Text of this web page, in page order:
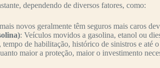
dependendo de diversos fatores, como:
novos geralmente têm seguros mais caros
: Veículos movidos a gasolina, etanol ou
tempo de habilitação, histórico de sinistros e até
maior a proteção, maior o investimento